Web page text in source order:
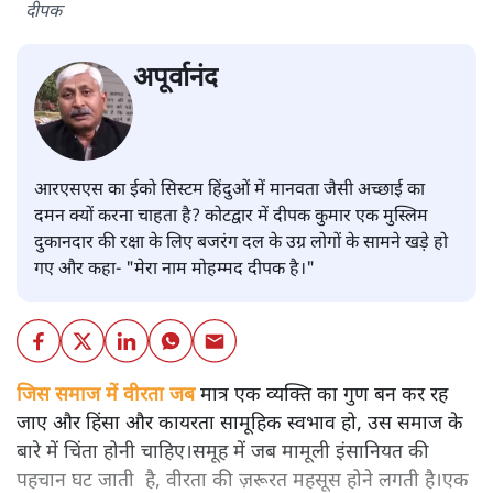
दीपक
अपूर्वानंद
आरएसएस का ईको सिस्टम हिंदुओं में मानवता जैसी अच्छाई का
दमन क्यों करना चाहता है? कोटद्वार में दीपक कुमार एक मुस्लिम
दुकानदार की रक्षा के लिए बजरंग दल के उग्र लोगों के सामने खड़े हो
गए और कहा- "मेरा नाम मोहम्मद दीपक है।"
जिस समाज में वीरता जबमात्र एक व्यक्ति का गुण बन कर रह
जाए और हिंसा और कायरता सामूहिक स्वभाव हो, उस समाज के
बारे में चिंता होनी चाहिए।समूह में जब मामूली इंसानियत की
पहचान घट जाती है, वीरता की ज़रूरत महसूस होने लगती है।एक